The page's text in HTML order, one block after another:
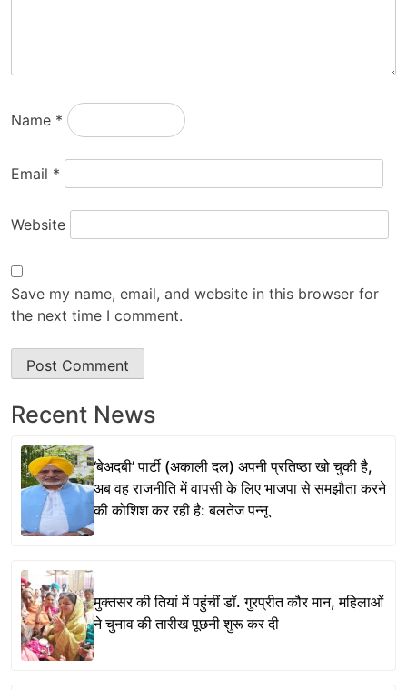
Name *
Email *
Website
Save my name, email, and website in this browser for
the next time I comment.
Recent News
‘बेअदबी’ पार्टी (अकाली दल) अपनी प्रतिष्ठा खो चुकी है,
अब वह राजनीति में वापसी के लिए भाजपा से समझौता करने
की कोशिश कर रही है: बलतेज पन्नू
मुक्तसर की तियां में पहुंचीं डॉ. गुरप्रीत कौर मान, महिलाओं
ने चुनाव की तारीख पूछनी शुरू कर दी